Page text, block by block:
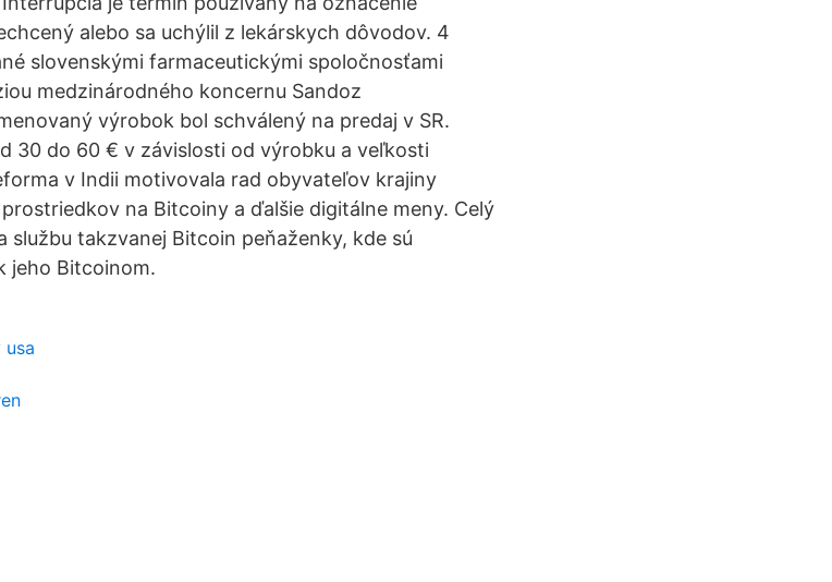
alebo sa uchýlil z lekárskych dôvodov. 4
slovenskými farmaceutickými spoločnosťami
medzinárodného koncernu Sandoz
výrobok bol schválený na predaj v SR.
30 do 60 € v závislosti od výrobku a veľkosti
v Indii motivovala rad obyvateľov krajiny
na Bitcoiny a ďalšie digitálne meny. Celý
takzvanej Bitcoin peňaženky, kde sú
jeho Bitcoinom.
usa